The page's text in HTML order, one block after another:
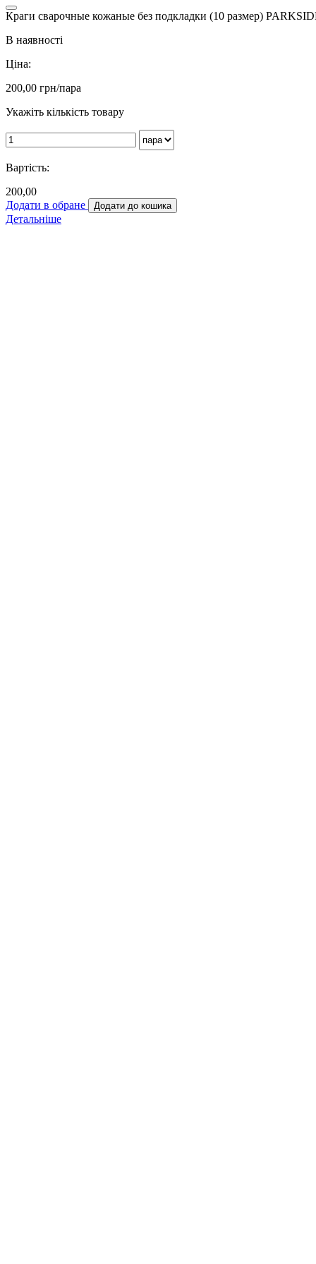
Краги сварочные кожаные без подкладки (10 размер)
В наявності
Ціна:
200,00 грн/пара
Укажіть кількість товару
Вартість:
200,00
Додати в обране
Додати до кошика
Детальніше